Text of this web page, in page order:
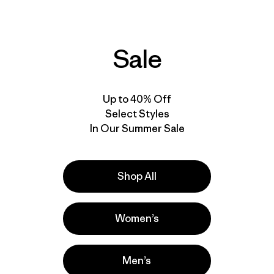
M's Capilene® Cool
Stratapeaks
New New
Sale
Up to 40% Off
Select Styles
In Our Summer Sale
Shop All
Women’s
Men’s